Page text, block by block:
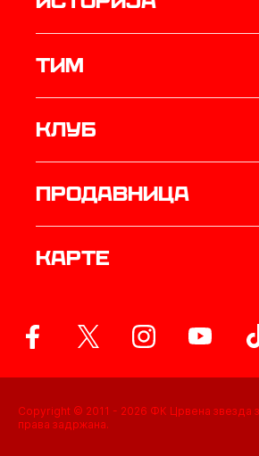
ТИМ
Клуб
продавница
Карте
Copyright © 2011 - 2026 ФК Црвена звезда
права задржана.